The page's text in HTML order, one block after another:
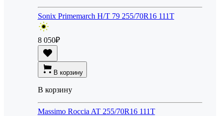
Sonix Primemarch H/T 79 255/70R16 111T
8 050₽
В корзину
В корзину
Massimo Roccia AT 255/70R16 111T